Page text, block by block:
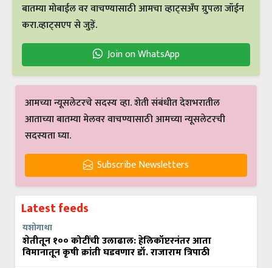
बातम्या मोबाईल वर वाचण्यासाठी आमचा व्हाट्सअँप ग्रुपला जॉईन
करा.व्हाट्सएप से जुड़ें.
Join on WhatsApp
आमच्या न्यूसलेटरचे सदस्य व्हा. शेती संबंधीत देशभरातील
आताच्या बातम्या मेलवर वाचण्यासाठी आमच्या न्यूसलेटरची
सदस्यता घ्या.
Subscribe Newsletters
Latest feeds
यशोगाथा
शेतीतून १०० कोटींची उलाढाल: हेलिकॉप्टरनंतर आता
विमानातून कृषी क्रांती घडवणार डॉ. राजाराम त्रिपाठी